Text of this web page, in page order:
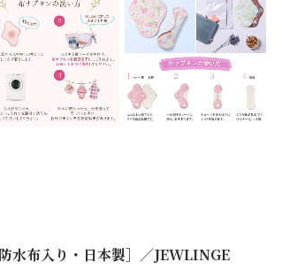
水布入り・日本製］／JEWLINGE